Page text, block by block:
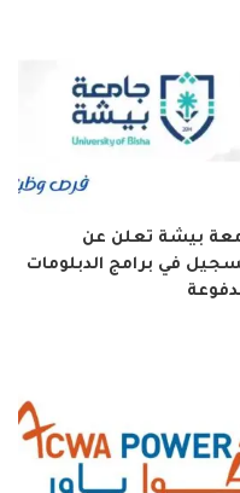
بيشة تعلن عن
في برامج الدبلومات